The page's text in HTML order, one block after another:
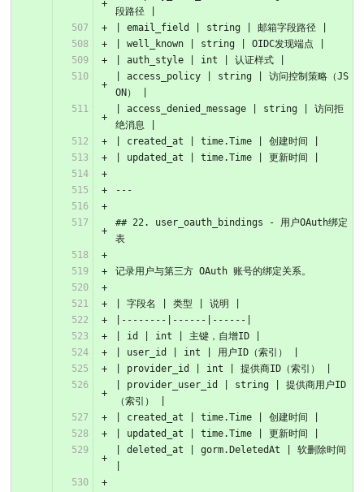
段路径 |
| email_field | string | 邮箱字段路径 |
| well_known | string | OIDC发现端点 |
| auth_style | int | 认证样式 |
| access_policy | string | 访问控制策略（JS
ON） |
| access_denied_message | string | 访问拒
绝消息 |
| created_at | time.Time | 创建时间 |
| updated_at | time.Time | 更新时间 |
---
## 22. user_oauth_bindings - 用户OAuth绑定
表
记录用户与第三方 OAuth 账号的绑定关系。
| 字段名 | 类型 | 说明 |
|--------|------|------|
| id | int | 主键，自增ID |
| user_id | int | 用户ID（索引） |
| provider_id | int | 提供商ID（索引） |
| provider_user_id | string | 提供商用户ID
（索引） |
| created_at | time.Time | 创建时间 |
| updated_at | time.Time | 更新时间 |
| deleted_at | gorm.DeletedAt | 软删除时间